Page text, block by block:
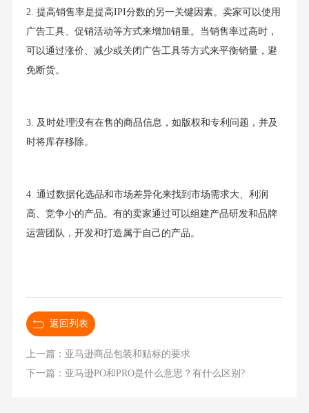
2. 提高销售率是提高IPI分数的另一关键因素。卖家可以使用
广告工具、促销活动等方式来增加销量。当销售率过高时，
可以通过涨价、减少或关闭广告工具等方式来平衡销量，避
免断货。
3. 及时处理没有在售的商品信息，如版权和专利问题，并及
时将库存移除。
4. 通过数据化选品和市场差异化来找到市场需求大、利润
高、竞争小的产品。有的卖家通过可以组建产品研发和品牌
运营团队，开发和打造属于自己的产品。
返回列表
上一篇：亚马逊商品包装和贴标的要求
下一篇：亚马逊PO和PRO是什么意思？有什么区别?